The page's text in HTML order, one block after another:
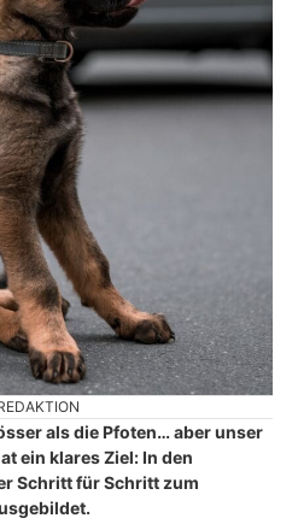
als die Pfoten… aber unser
ein klares Ziel: In den
Schritt für Schritt zum